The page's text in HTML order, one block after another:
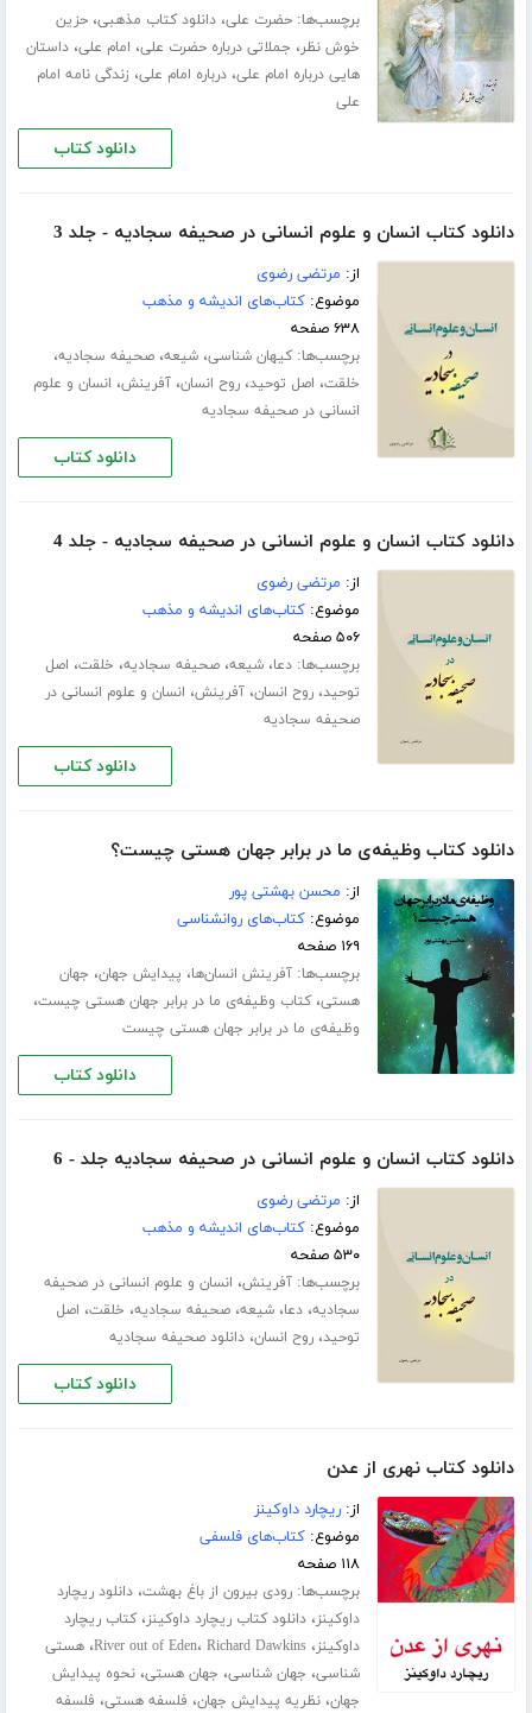
برچسب‌ها:حضرت علی،دانلود کتاب مذهبی،حزین
خوش نظر، جملاتی درباره حضرت علی، امام علی،داستان
هایی درباره امام علی،درباره امام علی، زندگی نامه امام
علی
دانلود کتاب
دانلود کتاب انسان و علوم انسانی در صحیفه سجادیه - جلد 3
از: مرتضی رضوی
موضوع:کتاب‌های اندیشه و مذهب
۶۳۸ صفحه
برچسب‌ها:کیهان شناسی،شیعه،صحیفه سجادیه،
خلقت، اصل توحید،روح انسان،آفرینش، انسان و علوم
انسانی در صحیفه سجادیه
دانلود کتاب
دانلود کتاب انسان و علوم انسانی در صحیفه سجادیه - جلد 4
از: مرتضی رضوی
موضوع:کتاب‌های اندیشه و مذهب
۵۰۶ صفحه
برچسب‌ها:دعا،شیعه،صحیفه سجادیه، خلقت، اصل
توحید،روح انسان،آفرینش، انسان و علوم انسانی در
صحیفه سجادیه
دانلود کتاب
دانلود کتاب وظیفه‌ی ما در برابر جهان هستی چیست؟
از: محسن بهشتی پور
موضوع:کتاب‌های روانشناسی
۱۶۹ صفحه
برچسب‌ها:آفرینش انسان‌ها، پیدایش جهان، جهان
هستی،کتاب وظیفه‌ی ما در برابر جهان هستی چیست،
وظیفه‌ی ما در برابر جهان هستی چیست
دانلود کتاب
دانلود کتاب انسان و علوم انسانی در صحیفه سجادیه جلد - 6
از: مرتضی رضوی
موضوع:کتاب‌های اندیشه و مذهب
۵۳۰ صفحه
برچسب‌ها:آفرینش، انسان و علوم انسانی در صحیفه
سجادیه،دعا،شیعه،صحیفه سجادیه، خلقت، اصل
توحید،روح انسان،دانلود صحیفه سجادیه
دانلود کتاب
دانلود کتاب نهری از عدن
از:ریچارد داوکینز
موضوع:کتاب‌های فلسفی
۱۱۸ صفحه
برچسب‌ها:رودی بیرون از باغ بهشت،دانلود ریچارد
داوکینز،دانلود کتاب ریچارد داوکینز،کتاب ریچارد
داوکینز، River out of Eden، Richard Dawkins ،هستی
شناسی، جهان شناسی، جهان هستی،نحوه پیدایش
جهان،نظریه پیدایش جهان، فلسفه هستی، فلسفه